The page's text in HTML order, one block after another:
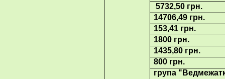
5732,50 грн.
14706,49 грн.
153,41 грн.
1800 грн.
1435,80 грн.
800 грн.
група